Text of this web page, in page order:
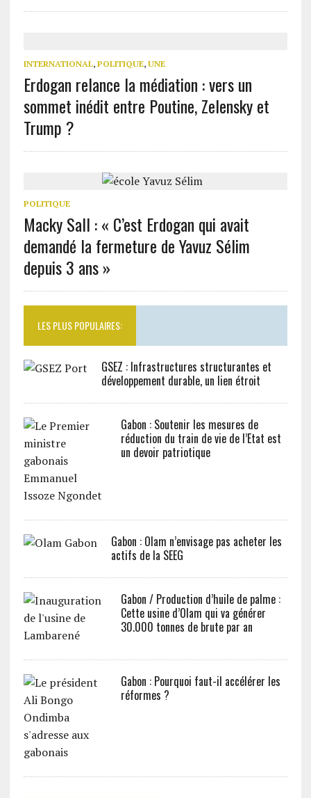
INTERNATIONAL, POLITIQUE, UNE
Erdogan relance la médiation : vers un
sommet inédit entre Poutine, Zelensky et
Trump ?
POLITIQUE
Macky Sall : « C’est Erdogan qui avait
demandé la fermeture de Yavuz Sélim
depuis 3 ans »
LES PLUS POPULAIRES:
GSEZ : Infrastructures structurantes et
développement durable, un lien étroit
Gabon : Soutenir les mesures de
réduction du train de vie de l’Etat est
un devoir patriotique
Gabon : Olam n’envisage pas acheter les
actifs de la SEEG
Gabon / Production d’huile de palme :
Cette usine d’Olam qui va générer
30.000 tonnes de brute par an
Gabon : Pourquoi faut-il accélérer les
réformes ?